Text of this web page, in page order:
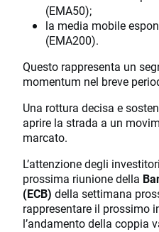
(EMA50);
la media mobile
(EMA200).
Questo rappresenta un
momentum nel breve
Una rottura decisa e
aprire la strada a un
marcato.
L’attenzione degli
prossima riunione della
(ECB) della settimana
rappresentare il prossimo
l’andamento della coppia